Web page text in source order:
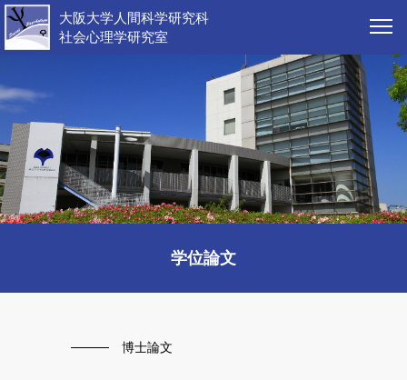
大阪大学人間科学研究科
社会心理学研究室
学位論文
博士論文